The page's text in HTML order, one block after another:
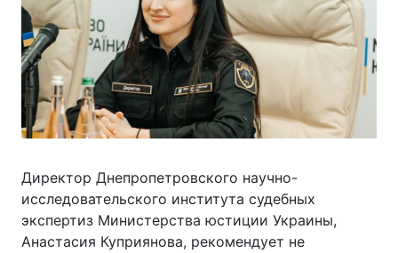
Директор Днепропетровского научно-
исследовательского института судебных
экспертиз Министерства юстиции Украины,
Анастасия Куприянова, рекомендует не